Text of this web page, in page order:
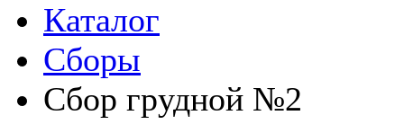
Каталог
Сборы
Сбор грудной №2